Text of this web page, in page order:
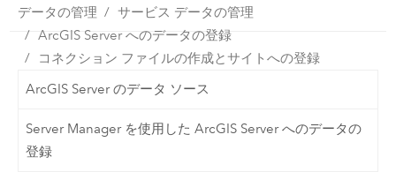
データの管理
サービス データの管理
ArcGIS Server へのデータの登録
コネクション ファイルの作成とサイトへの登録
ArcGIS Server のデータ ソース
Server Manager を使用した ArcGIS Server へのデータの
登録